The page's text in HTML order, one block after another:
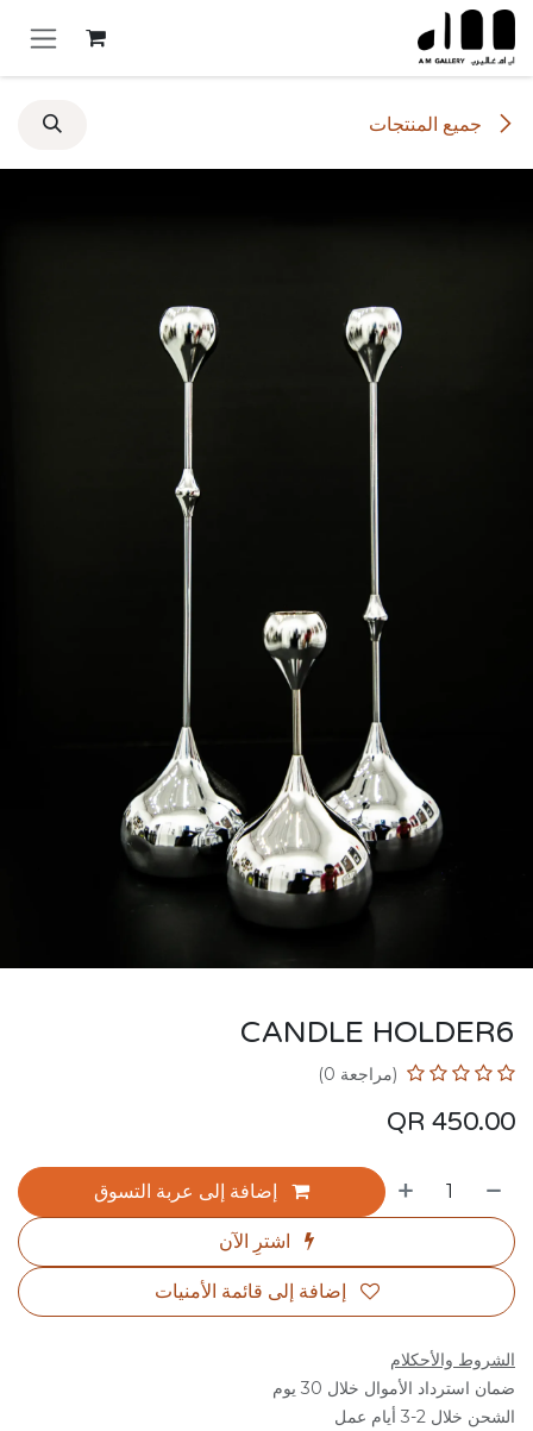
تخطي للذهاب إلى المحتوى
جميع المنتجات
CANDLE HOLDER6
(مراجعة 0)
450.00
إضافة إلى عربة التسوق
اشترِ الآن
إضافة إلى قائمة الأمنيات
الشروط والأحكلام
ضمان استرداد الأموال خلال 30 يوم
الشحن خلال 2-3 أيام عمل